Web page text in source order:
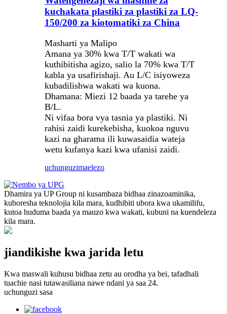
kuchakata plastiki za plastiki za LQ-
150/200 za kiotomatiki za China
Masharti ya Malipo
Amana ya 30% kwa T/T wakati wa
kuthibitisha agizo, salio la 70% kwa T/T
kabla ya usafirishaji. Au L/C isiyoweza
kubadilishwa wakati wa kuona.
Dhamana: Miezi 12 baada ya tarehe ya
B/L.
Ni vifaa bora vya tasnia ya plastiki. Ni
rahisi zaidi kurekebisha, kuokoa nguvu
kazi na gharama ili kuwasaidia wateja
wetu kufanya kazi kwa ufanisi zaidi.
uchunguzimaelezo
Dhamira ya UP Group ni kusambaza bidhaa zinazoaminika,
kuboresha teknolojia kila mara, kudhibiti ubora kwa ukamilifu,
kutoa huduma baada ya mauzo kwa wakati, kubuni na kuendeleza
kila mara.
jiandikishe kwa jarida letu
Kwa maswali kuhusu bidhaa zetu au orodha ya bei, tafadhali
tuachie nasi tutawasiliana nawe ndani ya saa 24.
uchunguzi sasa